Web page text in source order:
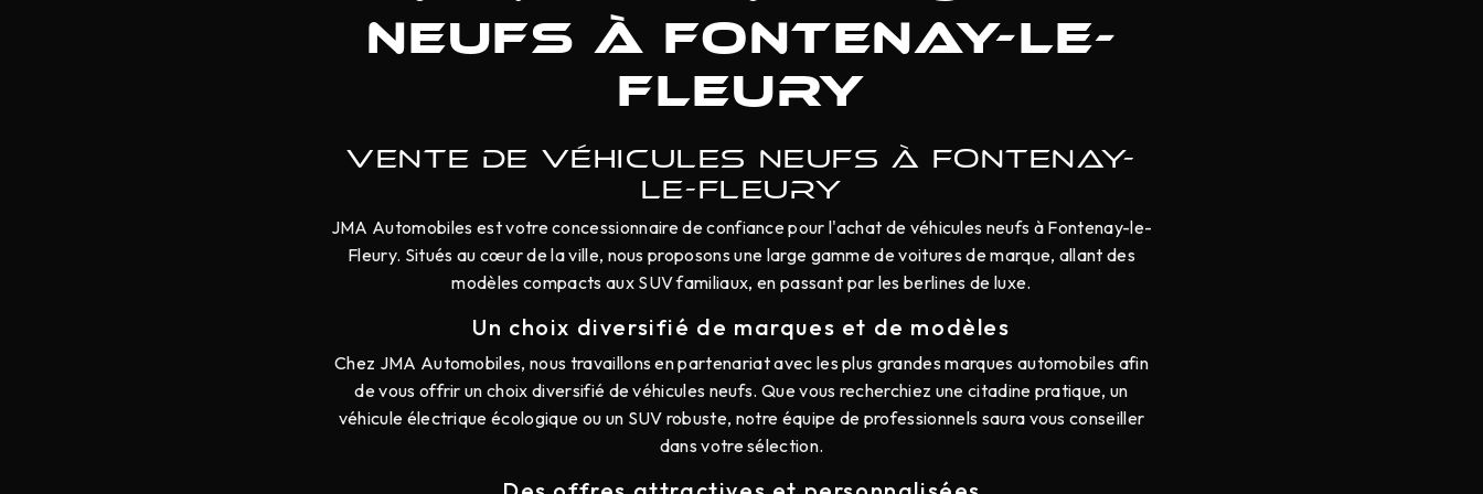
neufs à Fontenay-le-
Fleury
VENTE DE VÉHICULES NEUFS À FONTENAY-
LE-FLEURY
JMA Automobiles est votre concessionnaire de confiance pour l'achat de véhicules neufs à Fontenay-le-
Fleury. Situés au cœur de la ville, nous proposons une large gamme de voitures de marque, allant des
modèles compacts aux SUV familiaux, en passant par les berlines de luxe.
Un choix diversifié de marques et de modèles
Chez JMA Automobiles, nous travaillons en partenariat avec les plus grandes marques automobiles afin
de vous offrir un choix diversifié de véhicules neufs. Que vous recherchiez une citadine pratique, un
véhicule électrique écologique ou un SUV robuste, notre équipe de professionnels saura vous conseiller
dans votre sélection.